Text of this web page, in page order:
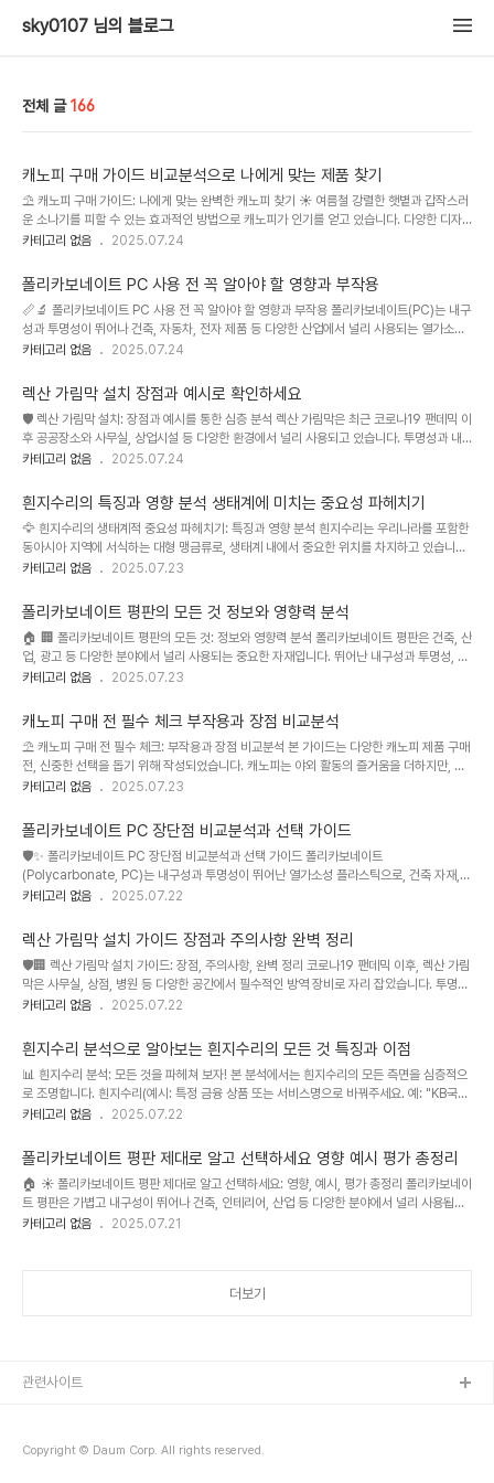
sky0107 님의 블로그
전체 글 166
캐노피 구매 가이드 비교분석으로 나에게 맞는 제품 찾기
⛱️ 캐노피 구매 가이드: 나에게 맞는 완벽한 캐노피 찾기 ☀️ 여름철 강렬한 햇볕과 갑작스러
운 소나기를 피할 수 있는 효과적인 방법으로 캐노피가 인기를 얻고 있습니다. 다양한 디자
인, 크기, 기능을 가진 캐노피 제품들이 시장에 출시되면서 소비자들의 선택은 더욱 어려워
적의 제품을 선택하는 데 도움을 드리고자 합니다. 본 가이드에서는 현재 시장에서 인기있는
몇 가지 캐노피 제품들을 심층적으로 분석하고, 실제 사용자들의 후기와 전문가들의 의견을
종합하여 객관적인 비교 정보를 제공합니다. 가격, 내구성, 설치 편의성, 디자인 등 다양한 요
소들을 고려하여 자신에게 가장 적합한 캐노피를 선택하는데 필요한 모..
카테고리 없음 2025.07.24
폴리카보네이트 PC 사용 전 꼭 알아야 할 영향과 부작용
📏🔬 폴리카보네이트 PC 사용 전 꼭 알아야 할 영향과 부작용 폴리카보네이트(PC)는 내구
성과 투명성이 뛰어나 건축, 자동차, 전자 제품 등 다양한 산업에서 널리 사용되는 열가소성
플라스틱입니다. 하지만 그 강력한 성능 뒤에는 알아야 할 중요한 영향과 부작용이 존재합니
항들을 상세히 비교 분석하여 PC를 안전하고 효율적으로 사용하는 데 필요한 정보를 제공
합니다. 최근 친환경 소재에 대한 관심이 높아짐에 따라 PC의 생산 과정과 폐기 과정에서 발
생하는 환경적 영향에 대한 논의도 활발해지고 있습니다. 본 글에서는 이러한 측면까지 고려
하여 PC 사용의 장단점을 균형 있게 다룹니다. PC의 특..
카테고리 없음 2025.07.24
렉산 가림막 설치 장점과 예시로 확인하세요
🛡️ 렉산 가림막 설치: 장점과 예시를 통한 심층 분석 렉산 가림막은 최근 코로나19 팬데믹 이
후 공공장소와 사무실, 상업시설 등 다양한 환경에서 널리 사용되고 있습니다. 투명성과 내
구성, 그리고 비교적 저렴한 가격으로 인해 다양한 목적으로 설치되고 있으며, 시장 규모 또
함에 따라 렉산 가림막의 수요는 더욱 높아질 것으로 예상됩니다. 이 글에서는 렉산 가림막
설치의 장점과 단점을 비교 분석하고, 다양한 설치 환경과 상황에 맞는 최적의 선택을 위한
정보를 제공합니다. 더 나아가, 설치 시 고려해야 할 핵심 사항들과 향후 전망까지 다루어 렉
산 가림막 설치에 대한 종합적인 이해를 돕..
카테고리 없음 2025.07.24
흰지수리의 특징과 영향 분석 생태계에 미치는 중요성 파헤치기
🦅 흰지수리의 생태계적 중요성 파헤치기: 특징과 영향 분석 흰지수리는 우리나라를 포함한
동아시아 지역에 서식하는 대형 맹금류로, 생태계 내에서 중요한 위치를 차지하고 있습니다.
본 분석에서는 흰지수리의 생태적 특징을 자세히 살펴보고, 그들이 생태계에 미치는 영향을
감소에 대한 우려가 커지고 있으며, 서식지 파괴, 먹이 부족, 환경 오염 등 다양한 요인이 이
러한 현상의 원인으로 지목되고 있습니다. 이러한 심각성을 인지하고, 흰지수리 보전을 위한
효과적인 전략을 모색하기 위해서는 흰지수리에 대한 깊이 있는 이해가 필수적입니다. 본 보
고서는 흰지수리의 생태적 특징, 먹이 사슬에서의 역할, 서식지..
카테고리 없음 2025.07.23
폴리카보네이트 평판의 모든 것 정보와 영향력 분석
🏠 🏢 폴리카보네이트 평판의 모든 것: 정보와 영향력 분석 폴리카보네이트 평판은 건축, 산
업, 광고 등 다양한 분야에서 널리 사용되는 중요한 자재입니다. 뛰어난 내구성과 투명성, 가
공의 용이성으로 인해 건물의 채광 시스템, 온실, 차양, 간판 등 다양한 용도로 활용되고 있습
소 배출량 감소에 대한 연구가 활발히 진행되고 있으며, 시장의 규모 또한 지속적으로 성장
하고 있습니다. 특히, 고층 건물의 외벽 마감재나 태양광 발전 시스템의 커버 소재로의 활용
이 증가하면서, 폴리카보네이트 평판 시장은 더욱 확대될 것으로 예상됩니다. 다양한 제조사
들이 경쟁적으로 새로운 기능과 디자인을 개발하고 있으며,..
카테고리 없음 2025.07.23
캐노피 구매 전 필수 체크 부작용과 장점 비교분석
⛱️ 캐노피 구매 전 필수 체크: 부작용과 장점 비교분석 본 가이드는 다양한 캐노피 제품 구매
전, 신중한 선택을 돕기 위해 작성되었습니다. 캐노피는 야외 활동의 즐거움을 더하지만, 잘
못된 선택은 불편함과 추가 비용을 초래할 수 있습니다. 본 가이드에서는 인기 있는 캐노피
요한 정보를 제공합니다. 최근 캠핑, 피크닉, 야외 행사의 인기 상승과 함께 캐노피 시장은 급
속도로 성장하고 있으며, 다양한 기능과 디자인의 제품들이 출시되고 있습니다. 소비자들은
가격, 내구성, 설치 편의성, 디자인 등 다양한 요소를 고려해야 하며, 이러한 요소들을 종합적
으로 고려하지 않을 경우 불만족스러운 구매 경험을..
카테고리 없음 2025.07.23
폴리카보네이트 PC 장단점 비교분석과 선택 가이드
🛡️✨ 폴리카보네이트 PC 장단점 비교분석과 선택 가이드 폴리카보네이트
(Polycarbonate, PC)는 내구성과 투명성이 뛰어난 열가소성 플라스틱으로, 건축 자재,
자동차 부품, 의료 기기 등 다양한 분야에서 널리 사용되고 있습니다. 최근에는 친환경 소재
선택이 더욱 중요해지고 있습니다. 특히, 건축 분야에서는 채광용 지붕이나 창문, 칸막이 등
에 널리 사용되며, 자동차 산업에서는 헤드라이트 커버, 내장재 등에 활용되어 안전성과 디
자인적 요소를 모두 충족시키는 데 기여합니다. 또한, 전자 제품의 케이스, 의료용 기구 등에
도 사용되어 다양한 산업의 발전에 기여하고 있습니다. 하지만 다양..
카테고리 없음 2025.07.22
렉산 가림막 설치 가이드 장점과 주의사항 완벽 정리
🛡️🏢 렉산 가림막 설치 가이드: 장점, 주의사항, 완벽 정리 코로나19 팬데믹 이후, 렉산 가림
막은 사무실, 상점, 병원 등 다양한 공간에서 필수적인 방역 장비로 자리 잡았습니다. 투명성
과 내구성을 갖춘 렉산 소재는 공간 분리와 동시에 시야 확보를 가능하게 하여, 업무 효율성
설치 방법이 존재하며, 잘못된 설치는 오히려 안전 문제를 야기할 수 있습니다. 본 가이드는
렉산 가림막 설치에 대한 종합적인 정보를 제공하여, 최적의 선택과 안전한 설치를 돕고자
합니다. 렉산 가림막 시장은 지속적인 성장세를 보이고 있으며, 소비자의 니즈에 맞춘 다양
한 제품과 설치 서비스가 제공되고 있습니다...
카테고리 없음 2025.07.22
흰지수리 분석으로 알아보는 흰지수리의 모든 것 특징과 이점
📊 흰지수리 분석: 모든 것을 파헤쳐 보자! 본 분석에서는 흰지수리의 모든 측면을 심층적으
로 조명합니다. 흰지수리(예시: 특정 금융 상품 또는 서비스명으로 바꿔주세요. 예: "KB국민
은행의 햇살론17" 또는 "신한은행의 햇살론유스")는 (상품/서비스에 대한 간략한 소개, 예:
금리 인상 및 경기 침체 속에서 서민들의 재정적 어려움이 증가하면서 그 중요성이 더욱 커
지고 있습니다. 경쟁 상품들과의 차별화된 점과 소비자에게 제공하는 특별한 이점에 초점을
맞추어 꼼꼼히 분석하여, 합리적인 선택을 위한 실질적인 정보를 제공하고자 합니다. 특히,
실제 사용자 후기와 전문가 의견을 바..
카테고리 없음 2025.07.22
폴리카보네이트 평판 제대로 알고 선택하세요 영향 예시 평가 총정리
🏠 ☀️ 폴리카보네이트 평판 제대로 알고 선택하세요: 영향, 예시, 평가 총정리 폴리카보네이
트 평판은 가볍고 내구성이 뛰어나 건축, 인테리어, 산업 등 다양한 분야에서 널리 사용됩니
다. 하지만 시중에는 다양한 종류의 폴리카보네이트 평판이 존재하며, 각각의 특징과 장단점
따라, 폴리카보네이트 평판 시장 또한 친환경 소재를 사용한 제품들이 출시되면서 더욱 다양
카테고리 없음 2025.07.21
더보기
Copyright © Daum Corp. All rights reserved.
관련사이트